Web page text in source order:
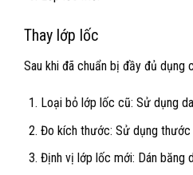
Thay lớp lốc
Sau khi đã chuẩn bị đầy đủ
Loại bỏ lớp lốc cũ: Sử dụng
Đo kích thước: Sử dụng
Định vị lớp lốc mới: Dán băng